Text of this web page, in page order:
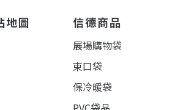
地圖 信德商品
展場購物袋
束口袋
保冷暖袋